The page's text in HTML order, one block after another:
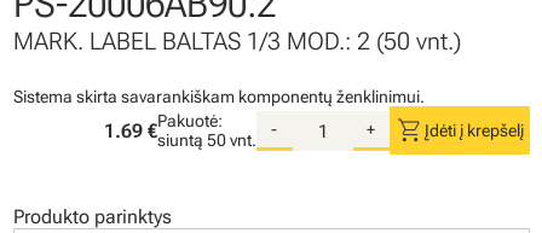
MARK. LABEL BALTAS 1/3 MOD.: 2 (50 vnt.)
Sistema skirta savarankiškam komponentų ženklinimui.
1.69 €Pakuotė:
siuntą 50 vnt.
- + shopping_cart Įdėti į krepšelį
Produkto parinktys